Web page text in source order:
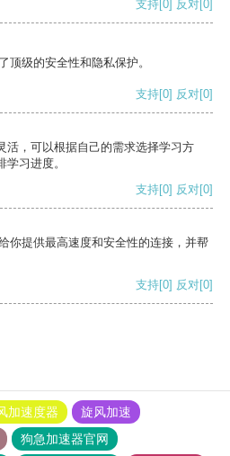
支持[0] 反对[0]
顶级的安全性和隐私保护。
支持[0] 反对[0]
活，可以根据自己的需求选择学习方
习进度。
支持[0] 反对[0]
你提供最高速度和安全性的连接，并帮
支持[0] 反对[0]
加速度器
旋风加速
狗急加速器官网